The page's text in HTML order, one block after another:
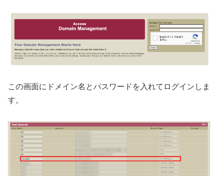
この画面にドメイン名とパスワードを入れてログインしま
す。